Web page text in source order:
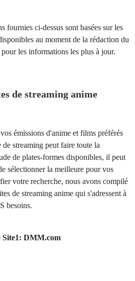
fournies ci-dessus sont basées sur les
au moment de la rédaction du
les informations les plus à jour.
de streaming anime
émissions d'anime et films préférés
streaming peut faire toute la
de plates-formes disponibles, il peut
sélectionner la meilleure pour vos
votre recherche, nous avons compilé
de streaming anime qui s'adressent à
besoins.
Site1: DMM.com